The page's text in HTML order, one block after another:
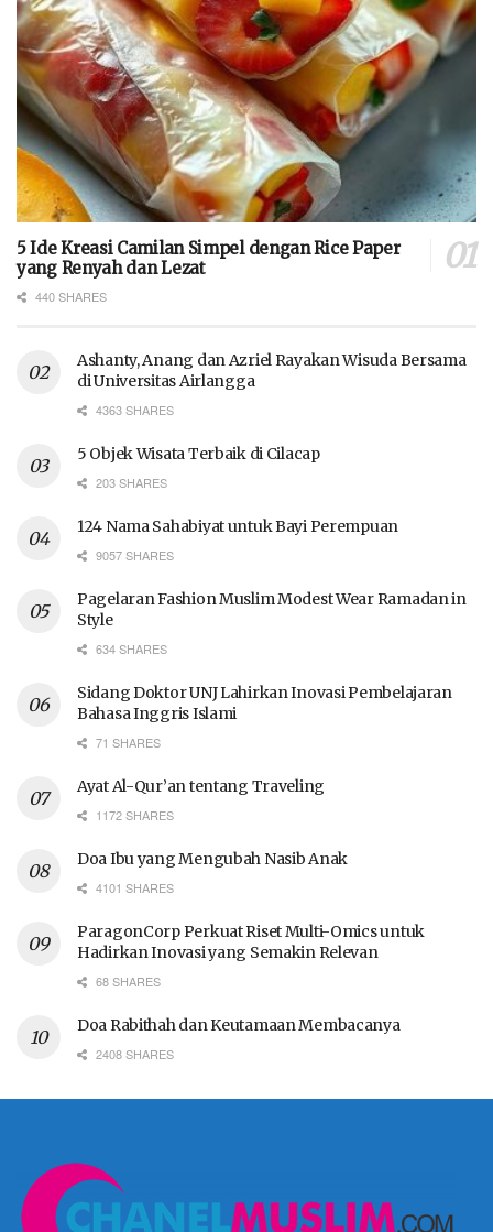
5 Ide Kreasi Camilan Simpel dengan Rice Paper
yang Renyah dan Lezat
440 SHARES
Ashanty, Anang dan Azriel Rayakan Wisuda Bersama
di Universitas Airlangga
4363 SHARES
5 Objek Wisata Terbaik di Cilacap
203 SHARES
124 Nama Sahabiyat untuk Bayi Perempuan
9057 SHARES
Pagelaran Fashion Muslim Modest Wear Ramadan in
Style
634 SHARES
Sidang Doktor UNJ Lahirkan Inovasi Pembelajaran
Bahasa Inggris Islami
71 SHARES
Ayat Al-Qur’an tentang Traveling
1172 SHARES
Doa Ibu yang Mengubah Nasib Anak
4101 SHARES
ParagonCorp Perkuat Riset Multi-Omics untuk
Hadirkan Inovasi yang Semakin Relevan
68 SHARES
Doa Rabithah dan Keutamaan Membacanya
2408 SHARES